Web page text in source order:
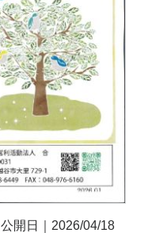
公開日｜2026/04/18